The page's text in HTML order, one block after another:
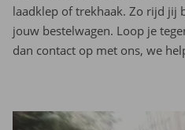
laadklep of trekhaak. Zo rijd
jouw bestelwagen. Loop je
dan contact op met ons, we